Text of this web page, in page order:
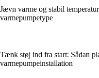
Jævn varme og stabil
varmepumpetype
Tænk støj ind fra start: Sådan
varmepumpeinstallation